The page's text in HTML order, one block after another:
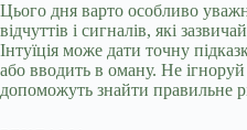
Цього дня варто особливо
відчуттів і сигналів, які
Інтуїція може дати точну
або вводить в оману. Не
допоможуть знайти правильне